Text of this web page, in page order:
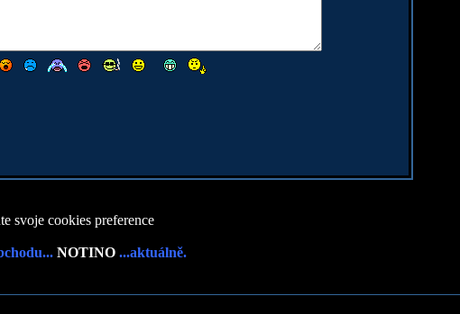
svoje cookies preference
NOTINO ...aktuálně.